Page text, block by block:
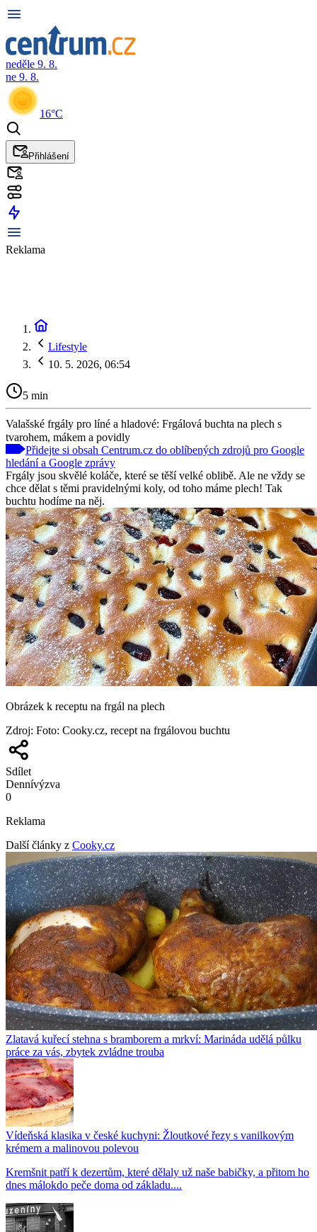
neděle 9. 8.
ne 9. 8.
16°C
Přihlášení
Reklama
Lifestyle
10. 5. 2026, 06:54
5 min
Valašské frgály pro líné a hladové: Frgálová buchta na plech s
tvarohem, mákem a povidly
Přidejte si obsah Centrum.cz do oblíbených zdrojů pro Google
hledání a Google zprávy
Frgály jsou skvělé koláče, které se těší velké oblibě. Ale ne vždy se
chce dělat s těmi pravidelnými koly, od toho máme plech! Tak
buchtu hodíme na něj.
Obrázek k receptu na frgál na plech
Zdroj: Foto: Cooky.cz, recept na frgálovou buchtu
Sdílet
Dennívýzva
0
Reklama
Další články z Cooky.cz
Zlatavá kuřecí stehna s bramborem a mrkví: Marináda udělá půlku
práce za vás, zbytek zvládne trouba
Vídeňská klasika v české kuchyni: Žloutkové řezy s vanilkovým
krémem a malinovou polevou
Kremšnit patří k dezertům, které dělaly už naše babičky, a přitom ho
dnes málokdo peče doma od základu....